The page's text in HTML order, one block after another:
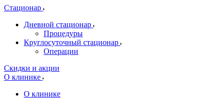
Стационар
Дневной стационар
Процедуры
Круглосуточный стационар
Операции
Скидки и акции
О клинике
О клинике